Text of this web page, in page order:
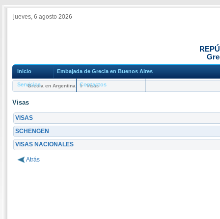
jueves, 6 agosto 2026
Inicio Embajada de Grecia en Buenos Aires
Servicios Contactos
Grecia en Argentina Visas
Visas
VISAS
SCHENGEN
VISAS NACIONALES
Atrás